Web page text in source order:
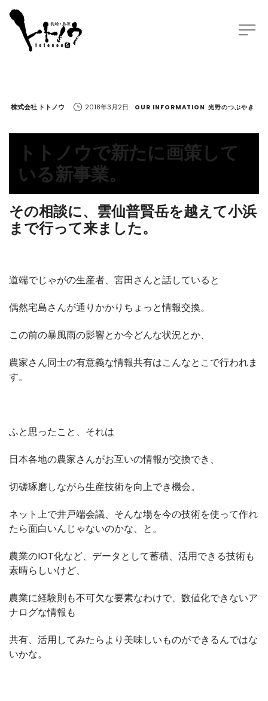
by
株式会社 トトノウ 2018年3月2日 OUR INFORMATION 光野のつぶやき
トトノウで新たに画策して
いる新事業。
その相談に、雲仙普賢岳を越えて小浜
まで行って来ました。
道端でじゃがの生産者、宮田さんと話していると
偶然宅島さんが通りかかりちょっと情報交換。
この前の暴風雨の影響とか今どんな状況とか、
農家さん同士の有意義な情報共有はこんなとこで行われま
す。
ふと思ったこと、それは
日本各地の農家さんがお互いの情報が交換でき、
切磋琢磨しながら生産技術を向上でき機会。
ネット上で井戸端会議、 そんな場を今の技術を使って作れ
たら面白いんじゃないのかな、と。
農業のIOT化など、データとして蓄積、活用できる技術も
素晴らしいけど、
農業に経験則も不可欠な要素なわけで、数値化できないア
ナログな情報も
共有、活用してみたらより美味しいものができるんではな
いかな。